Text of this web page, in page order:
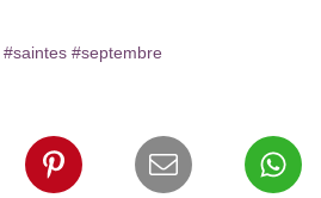
#saintes #septembre